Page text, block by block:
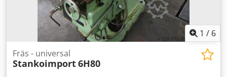
1 / 6
Fräs - universal
Stankoimport6H80